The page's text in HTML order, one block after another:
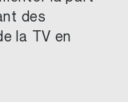
des
la TV en